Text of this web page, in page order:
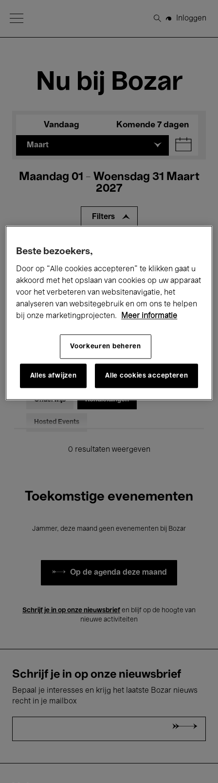
Open Menu
Zoeken
Inloggen
Nu bij Bozar
Vandaag Komende 7 dagen
Maart
Maandag 01 - Woensdag 31 Maart
2027
Filters
Alle evenementen
Tentoonstellingen Films
Performances Lezingen & Debatten
Jazz Klassieke Muziek Global Music
Voor iedereen Kids’ Palace
Onderwijs Rondleidingen
Hosted Events
0 resultaten weergeven
Toekomstige evenementen
Jammer, deze maand geen evenementen bij Bozar
Op de agenda deze maand
Schrijf je in op onze nieuwsbrief en blijf op de hoogte van
nieuwe activiteiten
Schrijf je in op onze nieuwsbrief
Bepaal je interesses en krijg het laatste Bozar nieuws
recht in je mailbox
Beste bezoekers,
Door op “Alle cookies accepteren” te klikken gaat u
akkoord met het opslaan van cookies op uw apparaat
voor het verbeteren van websitenavigatie, het
analyseren van websitegebruik en om ons te helpen
bij onze marketingprojecten.
Meer informatie
Voorkeuren beheren
Alles afwijzen Alle cookies accepteren